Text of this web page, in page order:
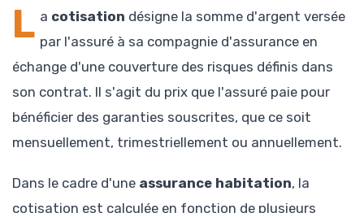
L a cotisation désigne la somme d'argent versée
par l'assuré à sa compagnie d'assurance en
échange d'une couverture des risques définis dans
son contrat. Il s'agit du prix que l'assuré paie pour
bénéficier des garanties souscrites, que ce soit
mensuellement, trimestriellement ou annuellement.
Dans le cadre d'une assurance habitation, la
cotisation est calculée en fonction de plusieurs